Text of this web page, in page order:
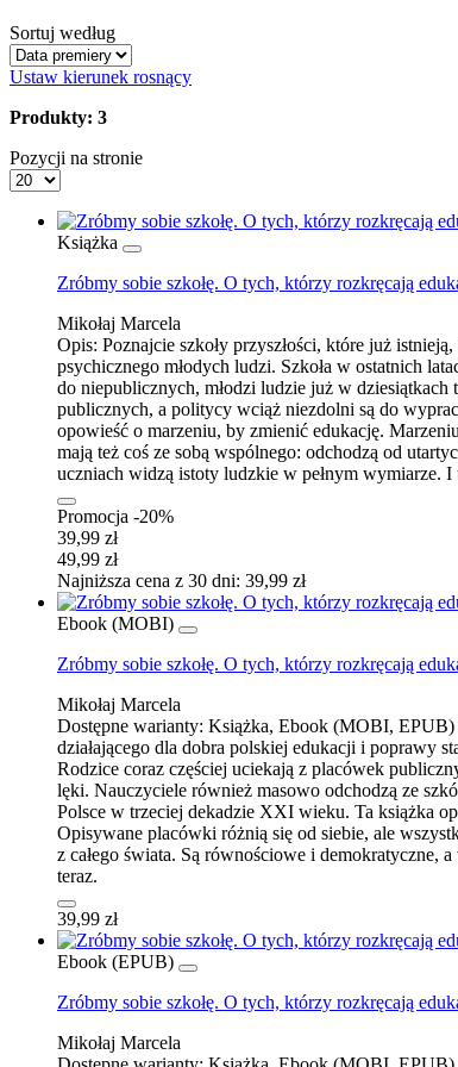
Sortuj według
Ustaw kierunek rosnący
Produkty: 3
Pozycji na stronie
Książka
Zróbmy sobie szkołę. O tych, którzy rozkręcają
Mikołaj Marcela
Opis: Poznajcie szkoły przyszłości, które już
psychicznego młodych ludzi. Szkoła w ostatnich
do niepublicznych, młodzi ludzie już w dziesiątkach
publicznych, a politycy wciąż niezdolni są do
opowieść o marzeniu, by zmienić edukację.
mają też coś ze sobą wspólnego: odchodzą od
uczniach widzą istoty ludzkie w pełnym wymiarze.
Promocja -20%
39,99 zł
49,99 zł
Najniższa cena z 30 dni: 39,99 zł
Ebook (MOBI)
Zróbmy sobie szkołę. O tych, którzy rozkręcają
Mikołaj Marcela
Dostępne warianty: Książka, Ebook (MOBI, EPUB)
działającego dla dobra polskiej edukacji i poprawy
Rodzice coraz częściej uciekają z placówek
lęki. Nauczyciele również masowo odchodzą ze
Polsce w trzeciej dekadzie XXI wieku. Ta książka
Opisywane placówki różnią się od siebie, ale
z całego świata. Są równościowe i demokratyczne,
teraz.
39,99 zł
Ebook (EPUB)
Zróbmy sobie szkołę. O tych, którzy rozkręcają
Mikołaj Marcela